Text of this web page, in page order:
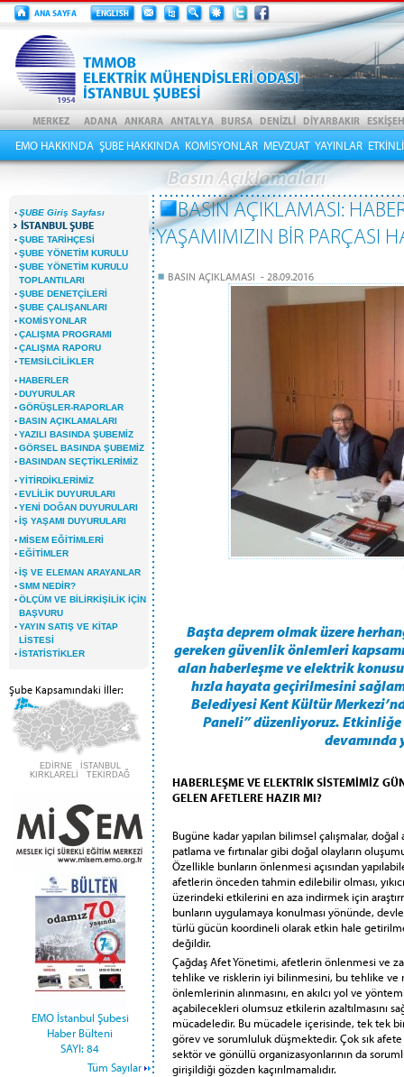
EMO HAKKINDA ŞUBE HAKKINDA KOMİSYONLAR MEVZUAT YAYINLAR
·ŞUBE Giriş Sayfası
İSTANBUL ŞUBE
·ŞUBE TARİHÇESİ
·ŞUBE YÖNETİM KURULU
·ŞUBE YÖNETİM KURULU
TOPLANTILARI
·ŞUBE DENETÇİLERİ
·ŞUBE ÇALIŞANLARI
·KOMİSYONLAR
·ÇALIŞMA PROGRAMI
·ÇALIŞMA RAPORU
·TEMSİLCİLİKLER
·HABERLER
·DUYURULAR
·GÖRÜŞLER-RAPORLAR
·BASIN AÇIKLAMALARI
·YAZILI BASINDA ŞUBEMİZ
·GÖRSEL BASINDA ŞUBEMİZ
·BASINDAN SEÇTİKLERİMİZ
·YİTİRDİKLERİMİZ
·EVLİLİK DUYURULARI
·YENİ DOĞAN DUYURULARI
·İŞ YAŞAMI DUYURULARI
·MİSEM EĞİTİMLERİ
·EĞİTİMLER
·İŞ VE ELEMAN ARAYANLAR
·SMM NEDİR?
·ÖLÇÜM VE BİLİRKİŞİLİK İÇİN
BAŞVURU
·YAYIN SATIŞ VE KİTAP
LİSTESİ
·İSTATİSTİKLER
Şube Kapsamındaki İller:
EDİRNE İSTANBUL
KIRKLARELİ TEKİRDAĞ
EMO İstanbul Şubesi
Haber Bülteni
SAYI: 84
Tüm Sayılar
BASIN AÇIKLAMASI:
YAŞAMIMIZIN BİR PARÇASI
BASIN AÇIKLAMASI - 28.09.2016
Başta deprem olmak üzere
gereken güvenlik önlemleri
alan haberleşme ve elektrik
hızla hayata geçirilmesini
Belediyesi Kent Kültür
Paneli” düzenliyoruz. Etkinliğe
devamında
HABERLEŞME VE ELEKTRİK SİSTEMİMİZ
GELEN AFETLERE HAZIR MI?
Bugüne kadar yapılan bilimsel çalışmalar,
patlama ve fırtınalar gibi doğal olayların
Özellikle bunların önlenmesi açısından
afetlerin önceden tahmin edilebilir olması,
üzerindeki etkilerini en aza indirmek için
bunların uygulamaya konulması yönünde,
türlü gücün koordineli olarak etkin hale
değildir.
Çağdaş Afet Yönetimi, afetlerin önlenmesi ve
tehlike ve risklerin iyi bilinmesini, bu tehlike
önlemlerinin alınmasını, en akılcı yol ve
açabilecekleri olumsuz etkilerin azaltılmasını
mücadeledir. Bu mücadele içerisinde, tek tek
görev ve sorumluluk düşmektedir. Çok sık
sektör ve gönüllü organizasyonlarının da
girişildiği gözden kaçırılmamalıdır.